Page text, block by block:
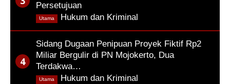
Persetujuan
Hukum dan Kriminal
Utama
Sidang Dugaan Penipuan Proyek Fiktif Rp2
Miliar Bergulir di PN Mojokerto, Dua
Terdakwa…
Hukum dan Kriminal
Utama